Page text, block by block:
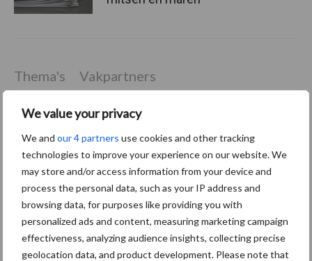
We value your privacy
We and our 4 partners use cookies and other tracking
technologies to improve your experience on our website. We
may store and/or access information from your device and
process the personal data, such as your IP address and
browsing data, for purposes like providing you with
personalized ads and content, measuring marketing campaign
effectiveness, analyzing audience insights, collecting precise
geolocation data, and product development. Please note that
Thema's Vakpartners
Coronavirus UVC
Toon meer